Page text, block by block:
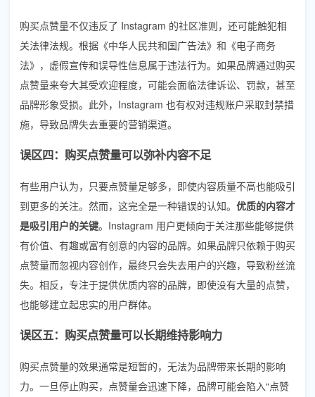
购买点赞量不仅违反了 Instagram 的社区准则，还可能触犯相
关法律法规。根据《中华人民共和国广告法》和《电子商务
法》，虚假宣传和误导性信息属于违法行为。如果品牌通过购买
点赞量来夸大其受欢迎程度，可能会面临法律诉讼、罚款，甚至
品牌形象受损。此外，Instagram 也有权对违规账户采取封禁措
施，导致品牌失去重要的营销渠道。
误区四：购买点赞量可以弥补内容不足
有些用户认为，只要点赞量足够多，即使内容质量不高也能吸引
到更多的关注。然而，这完全是一种错误的认知。 优质的内容才
是吸引用户的关键。Instagram 用户更倾向于关注那些能够提供
有价值、有趣或富有创意的内容的品牌。如果品牌只依赖于购买
点赞量而忽视内容创作，最终只会失去用户的兴趣，导致粉丝流
失。相反，专注于提供优质内容的品牌，即使没有大量的点赞，
也能够建立起忠实的用户群体。
误区五：购买点赞量可以长期维持影响力
购买点赞量的效果通常是短暂的，无法为品牌带来长期的影响
力。一旦停止购买，点赞量会迅速下降，品牌可能会陷入“点赞